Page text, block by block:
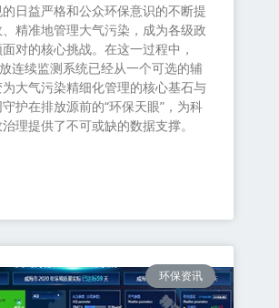
日益严格和公众环保意识的不断提
精准地管理大气污染，成为各级政
对的核心挑战。在这一过程中，
连续监测系统已经从一个可选的辅
大气污染精细化管理的核心基石与
护在排放源前的“环保天眼”，为科
理提供了不可或缺的数据支撑。
环保资讯